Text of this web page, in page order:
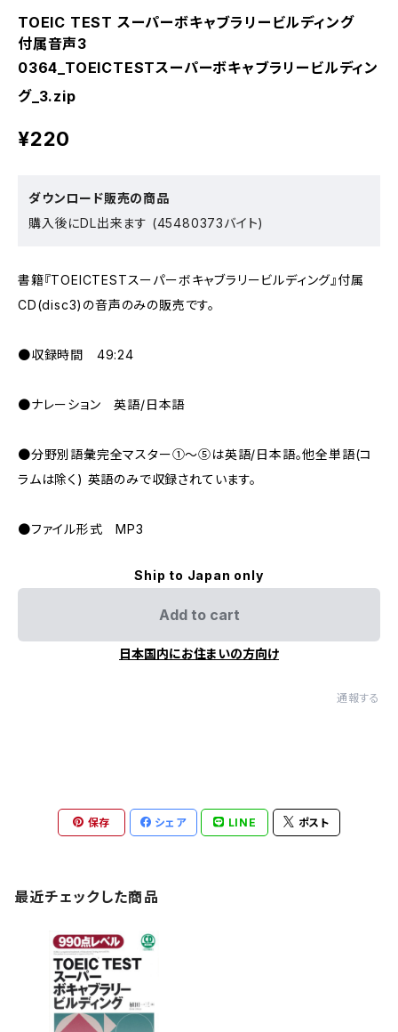
TOEIC TEST スーパーボキャブラリービルディング
付属音声3
0364_TOEICTESTスーパーボキャブラリービルディン
グ_3.zip
¥220
ダウンロード販売の商品
購入後にDL出来ます (45480373バイト)
書籍『TOEICTESTスーパーボキャブラリービルディング』付属
CD(disc3)の音声のみの販売です。
●収録時間 49:24
●ナレーション 英語/日本語
●分野別語彙完全マスター①～⑤は英語/日本語。他全単語(コ
ラムは除く) 英語のみで収録されています。
●ファイル形式 MP3
Ship to Japan only
Add to cart
日本国内にお住まいの方向け
通報する
保存 シェア LINE ポスト
最近チェックした商品